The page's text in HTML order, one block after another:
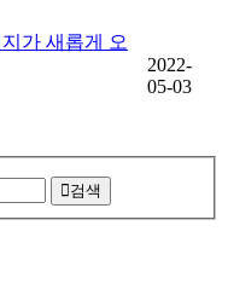
가 새롭게 오
2022-
05-03
검색